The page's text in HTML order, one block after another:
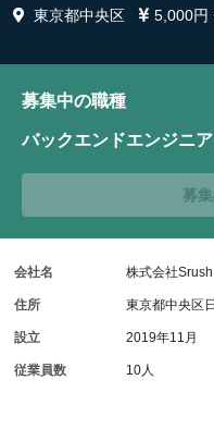
東京都中央区 5,000円
募集中の職種
バックエンドエンジニア
募
会社名 株式会社Srush
住所 東京都中央区
設立 2019年11月
従業員数 10人